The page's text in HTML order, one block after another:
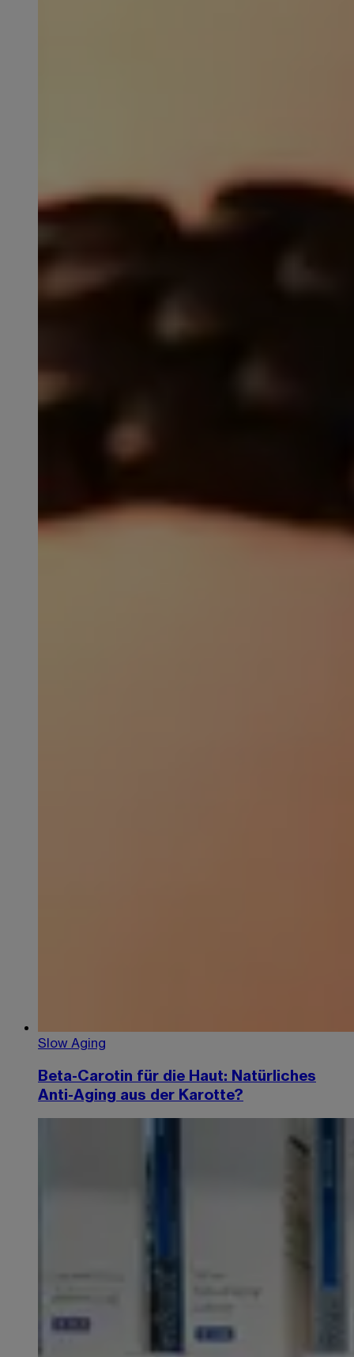
Slow Aging
Beta-Carotin für die Haut: Natürliches
Anti-Aging aus der Karotte?